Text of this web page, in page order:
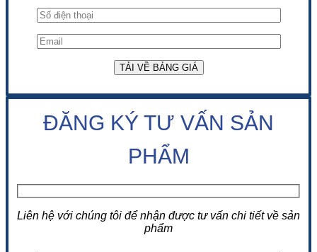
ĐĂNG KÝ TƯ VẤN SẢN
PHẨM
Liên hệ với chúng tôi để nhận được tư vấn chi tiết về sản
phẩm